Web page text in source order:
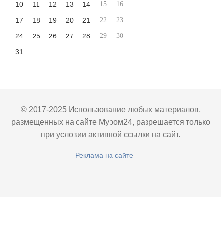
10 11 12 13 14 15 16
17 18 19 20 21 22 23
24 25 26 27 28 29 30
31
© 2017-2025 Использование любых материалов,
размещенных на сайте Муром24, разрешается только
при условии активной ссылки на сайт.
Реклама на сайте